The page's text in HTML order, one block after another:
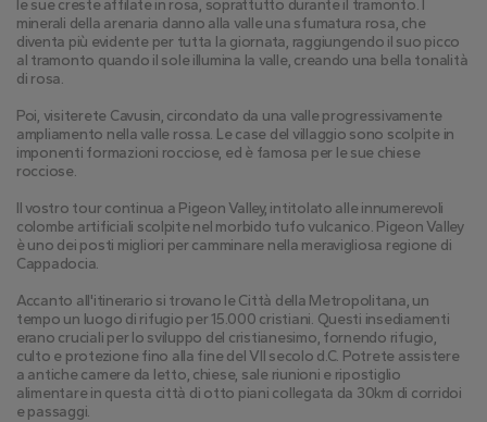
le sue creste affilate in rosa, soprattutto durante il tramonto. I
minerali della arenaria danno alla valle una sfumatura rosa, che
diventa più evidente per tutta la giornata, raggiungendo il suo picco
al tramonto quando il sole illumina la valle, creando una bella tonalità
di rosa.
Poi, visiterete Cavusin, circondato da una valle progressivamente
ampliamento nella valle rossa. Le case del villaggio sono scolpite in
imponenti formazioni rocciose, ed è famosa per le sue chiese
rocciose.
Il vostro tour continua a Pigeon Valley, intitolato alle innumerevoli
colombe artificiali scolpite nel morbido tufo vulcanico. Pigeon Valley
è uno dei posti migliori per camminare nella meravigliosa regione di
Cappadocia.
Accanto all'itinerario si trovano le Città della Metropolitana, un
tempo un luogo di rifugio per 15.000 cristiani. Questi insediamenti
erano cruciali per lo sviluppo del cristianesimo, fornendo rifugio,
culto e protezione fino alla fine del VII secolo d.C. Potrete assistere
a antiche camere da letto, chiese, sale riunioni e ripostiglio
alimentare in questa città di otto piani collegata da 30km di corridoi
e passaggi.